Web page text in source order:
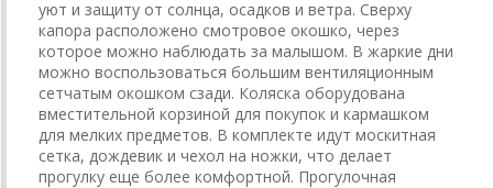
уют и защиту от солнца, осадков и ветра. Сверху
капора расположено смотровое окошко, через
которое можно наблюдать за малышом. В жаркие дни
можно воспользоваться большим вентиляционным
сетчатым окошком сзади. Коляска оборудована
вместительной корзиной для покупок и кармашком
для мелких предметов. В комплекте идут москитная
сетка, дождевик и чехол на ножки, что делает
прогулку еще более комфортной. Прогулочная